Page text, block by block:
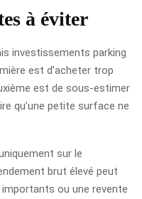
à éviter
investissements parking
est d’acheter trop
est de sous-estimer
qu’une petite surface ne
sur le
brut élevé peut
ou une revente